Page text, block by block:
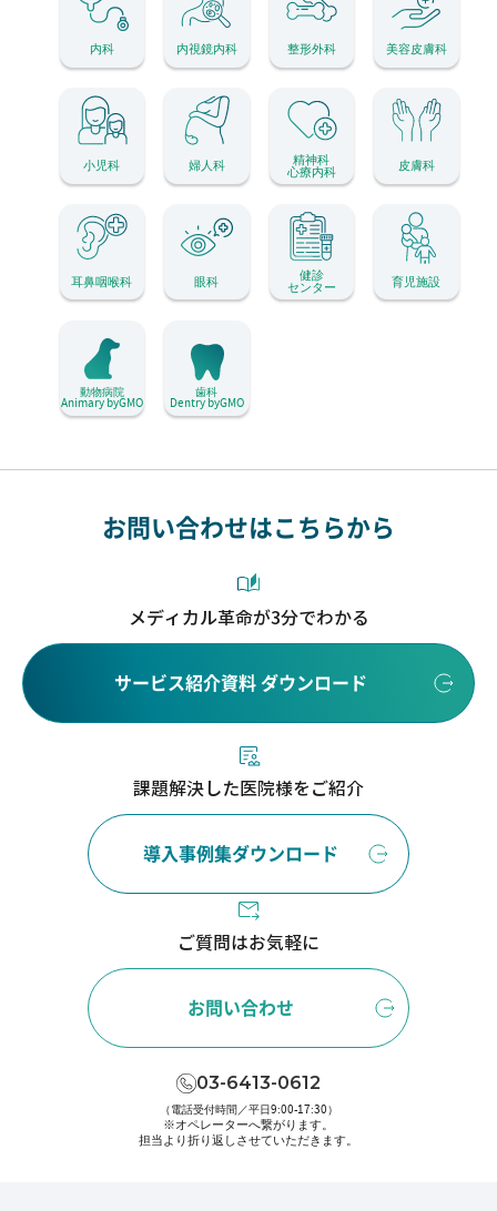
内科 内視鏡内科 整形外科 美容皮膚科
小児科 婦人科 精神科
心療内科 皮膚科
耳鼻咽喉科 眼科 健診
センター 育児施設
動物病院
Animary byGMO
歯科
Dentry byGMO
お問い合わせはこちらから
メディカル革命が3分でわかる
サービス紹介資料 ダウンロード
課題解決した医院様をご紹介
導入事例集ダウンロード
ご質問はお気軽に
お問い合わせ
03-6413-0612
（電話受付時間／平日9:00-17:30）
※オペレーターへ繋がります。
担当より折り返しさせていただきます。